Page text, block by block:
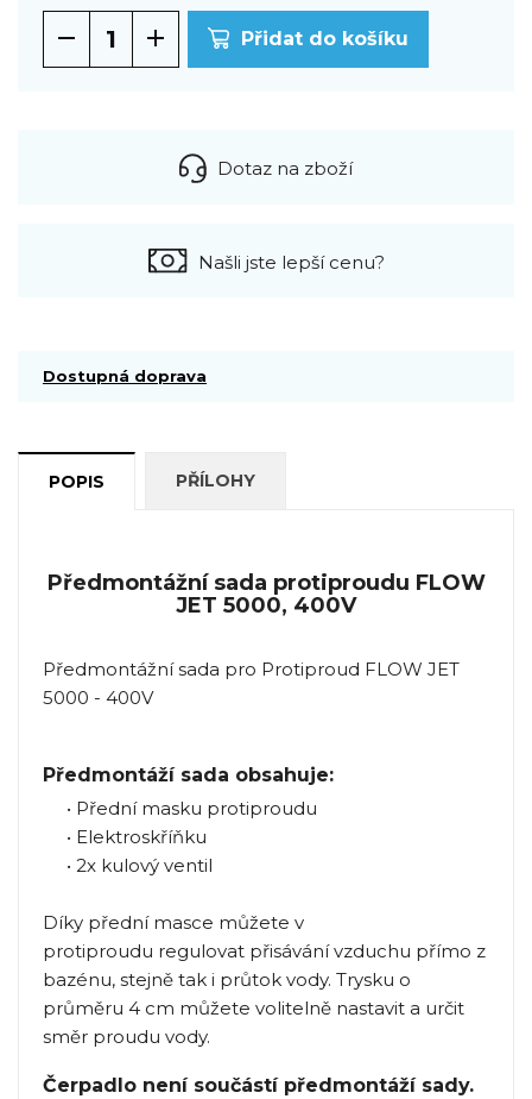
Přidat do košíku
Dotaz na zboží
Našli jste lepší cenu?
Dostupná doprava
POPIS PŘÍLOHY
Předmontážní sada protiproudu FLOW
JET 5000, 400V
Předmontážní sada pro Protiproud FLOW JET
5000 - 400V
Předmontáží sada obsahuje:
• Přední masku protiproudu
• Elektroskříňku
• 2x kulový ventil
Díky přední masce můžete v
protiproudu regulovat přisávání vzduchu přímo z
bazénu, stejně tak i průtok vody. Trysku o
průměru 4 cm můžete volitelně nastavit a určit
směr proudu vody.
Čerpadlo není součástí předmontáží sady.